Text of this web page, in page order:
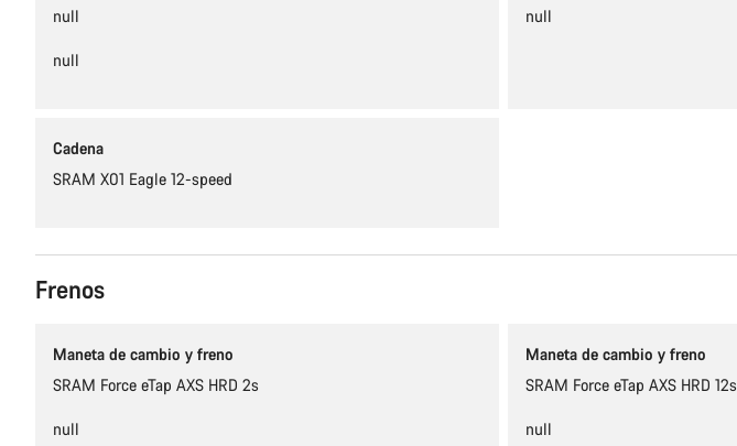
null
null
null
Cadena
SRAM X01 Eagle 12-speed
Frenos
Maneta de cambio y freno
SRAM Force eTap AXS HRD 2s
null
Maneta de cambio y freno
SRAM Force eTap AXS HRD 12s
null